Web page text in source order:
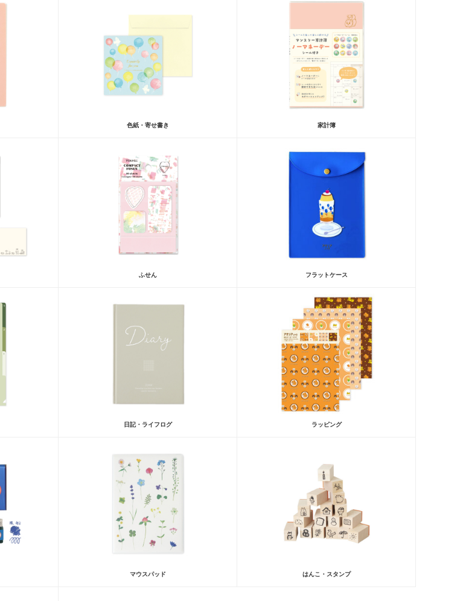
色紙・寄せ書き 家計簿
ふせん フラットケース
日記・ライフログ ラッピング
マウスパッド はんこ・スタンプ